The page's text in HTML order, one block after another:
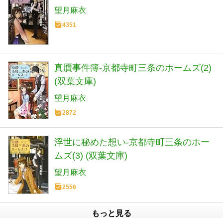
望月麻衣
4351
真贋事件簿-京都寺町三条のホームズ(2)
(双葉文庫)
望月麻衣
2872
浮世に秘めた想い-京都寺町三条のホー
ムズ(3) (双葉文庫)
望月麻衣
2556
もっと見る